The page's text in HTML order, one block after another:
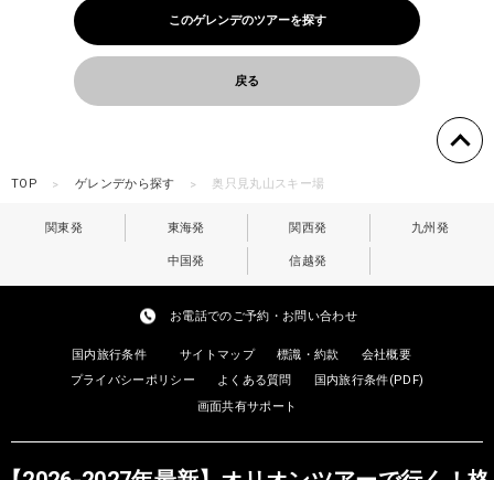
このゲレンデのツアーを探す
戻る
TOP ゲレンデから探す 奥只見丸山スキー場
関東発 東海発 関西発 九州発
中国発 信越発
お電話でのご予約・お問い合わせ
国内旅行条件 サイトマップ 標識・約款
会社概要
プライバシーポリシー
よくある質問
国内旅行条件(PDF)
画面共有サポート